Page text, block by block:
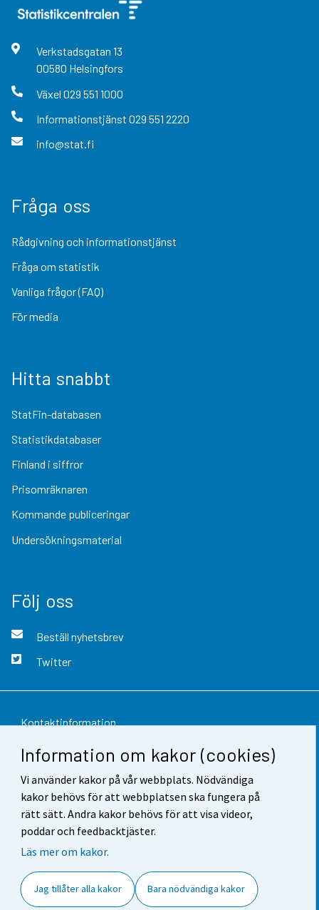
Information om kakor (cookies)
Vi använder kakor på vår webbplats. Nödvändiga
kakor behövs för att webbplatsen ska fungera på
rätt sätt. Andra kakor behövs för att visa videor,
poddar och feedbacktjäster.
Läs mer om kakor.
Jag tillåter alla kakor Bara nödvändiga kakor
Verkstadsgatan 13
00580 Helsingfors
Växel 029 551 1000
Informationstjänst 029 551 2220
info@stat.fi
Fråga oss
Rådgivning och informationstjänst
Fråga om statistik
Vanliga frågor (FAQ)
För media
Hitta snabbt
StatFin-databasen
Statistikdatabaser
Finland i siffror
Prisomräknaren
Kommande publiceringar
Undersökningsmaterial
Följ oss
Beställ nyhetsbrev
Twitter
Kontaktinformation
Respons
Användarvillkor
Dataskydd
Tillgänglighet
Cookie-inställningar